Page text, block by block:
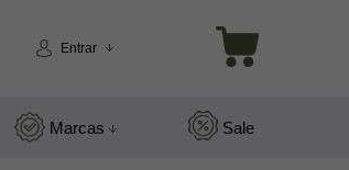
Entrar
Marcas Sale